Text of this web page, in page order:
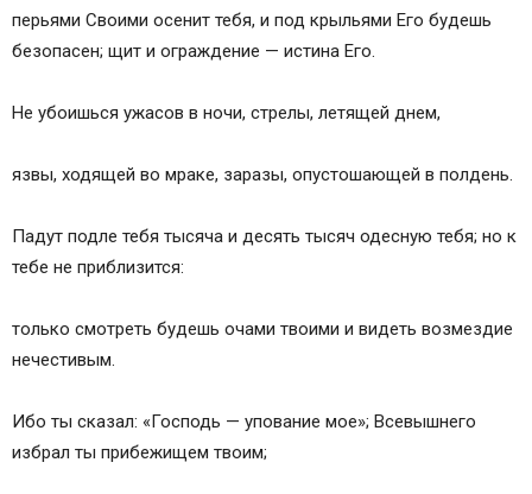
перьями Своими осенит тебя, и под крыльями Его будешь
безопасен; щит и ограждение — истина Его.
Не убоишься ужасов в ночи, стрелы, летящей днем,
язвы, ходящей во мраке, заразы, опустошающей в полдень.
Падут подле тебя тысяча и десять тысяч одесную тебя; но к
тебе не приблизится:
только смотреть будешь очами твоими и видеть возмездие
нечестивым.
Ибо ты сказал: «Господь — упование мое»; Всевышнего
избрал ты прибежищем твоим;